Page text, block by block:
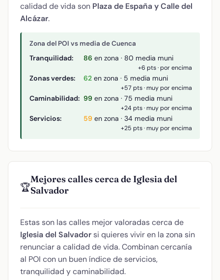
calidad de vida son Plaza de España y Calle del
Alcázar.
Zona del POI vs media de Cuenca
Tranquilidad: 86 en zona · 80 media muni
+6 pts · por encima
Zonas verdes: 62 en zona · 5 media muni
+57 pts · muy por encima
Caminabilidad: 99 en zona · 75 media muni
+24 pts · muy por encima
Servicios: 59 en zona · 34 media muni
+25 pts · muy por encima
🏆
Mejores calles cerca de Iglesia del
Salvador
Estas son las calles mejor valoradas cerca de
Iglesia del Salvador si quieres vivir en la zona sin
renunciar a calidad de vida. Combinan cercanía
al POI con un buen índice de servicios,
tranquilidad y caminabilidad.